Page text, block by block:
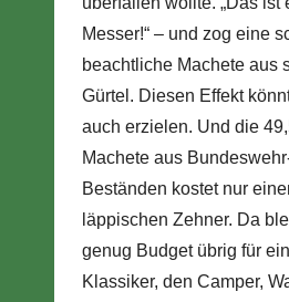
Messer!“ – und zog eine
beachtliche Machete aus
Gürtel. Diesen Effekt
auch erzielen. Und die
Machete aus
Beständen kostet nur
läppischen Zehner. Da
genug Budget übrig für
Klassiker, den Camper,